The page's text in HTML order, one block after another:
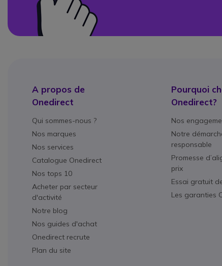
A propos de
Onedirect
Qui sommes-nous ?
Nos marques
Nos services
Catalogue Onedirect
Nos tops 10
Acheter par secteur
d'activité
Notre blog
Nos guides d'achat
Onedirect recrute
Plan du site
Pourquoi
Onedirect?
Nos
Notre
responsable
Promesse
prix
Essai gratuit
Les garanties